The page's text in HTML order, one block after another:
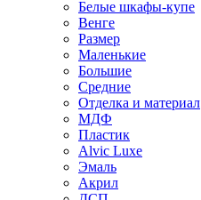
Белые шкафы-купе
Венге
Размер
Маленькие
Большие
Средние
Отделка и материал
МДФ
Пластик
Alvic Luxe
Эмаль
Акрил